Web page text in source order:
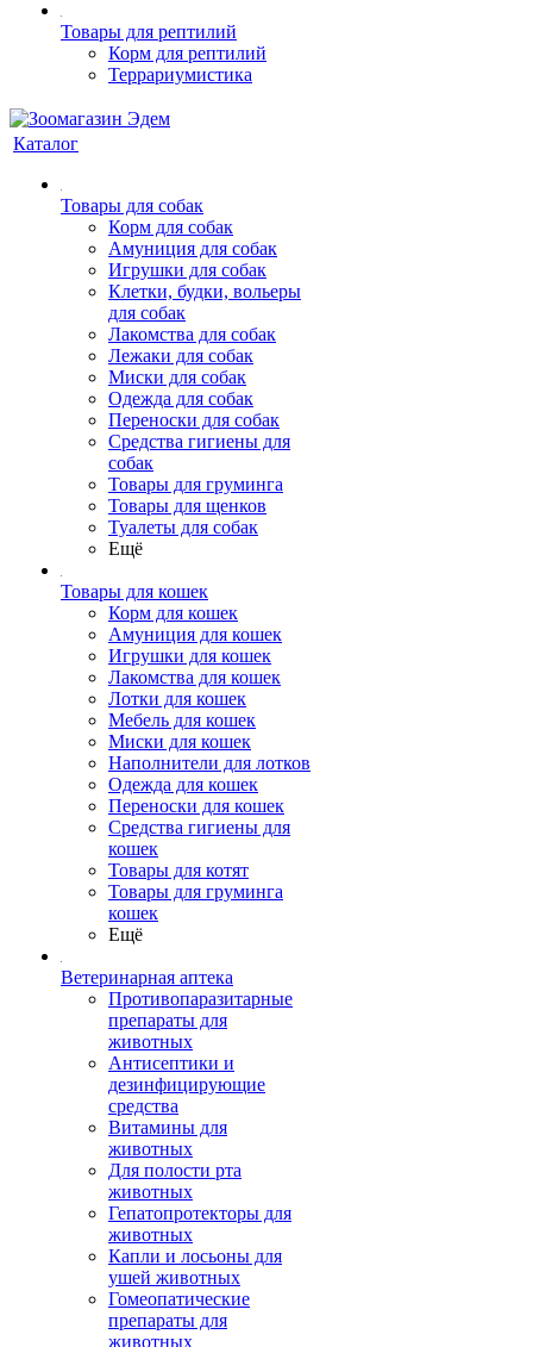
Товары для рептилий
Корм для рептилий
Террариумистика
Каталог
Товары для собак
Корм для собак
Амуниция для собак
Игрушки для собак
Клетки, будки, вольеры
для собак
Лакомства для собак
Лежаки для собак
Миски для собак
Одежда для собак
Переноски для собак
Средства гигиены для
собак
Товары для груминга
Товары для щенков
Туалеты для собак
Ещё
Товары для кошек
Корм для кошек
Амуниция для кошек
Игрушки для кошек
Лакомства для кошек
Лотки для кошек
Мебель для кошек
Миски для кошек
Наполнители для лотков
Одежда для кошек
Переноски для кошек
Средства гигиены для
кошек
Товары для котят
Товары для груминга
кошек
Ещё
Ветеринарная аптека
Противопаразитарные
препараты для
животных
Антисептики и
дезинфицирующие
средства
Витамины для
животных
Для полости рта
животных
Гепатопротекторы для
животных
Капли и лосьоны для
ушей животных
Гомеопатические
препараты для
животных